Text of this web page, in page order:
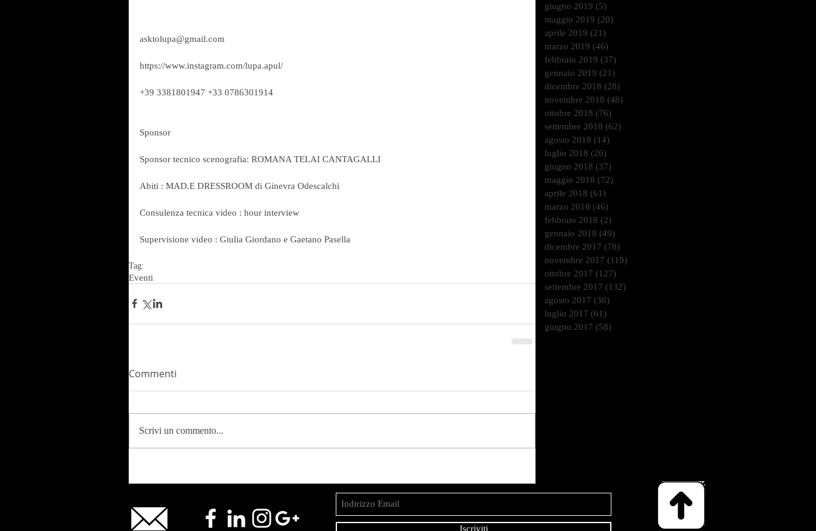
asktolupa@gmail.com
https://www.instagram.com/lupa.apul/
+39 3381801947 +33 0786301914
Sponsor
Sponsor tecnico scenografia: ROMANA TELAI CANTAGALLI
Abiti : MAD.E DRESSROOM di Ginevra Odescalchi
Consulenza tecnica video : hour interview
Supervisione video : Giulia Giordano e Gaetano Pasella
Tag:
Eventi
Commenti
Scrivi un commento...
giugno 2019 (5)
maggio 2019 (20)
aprile 2019 (21)
marzo 2019 (46)
febbraio 2019 (37)
gennaio 2019 (21)
dicembre 2018 (28)
novembre 2018 (48)
ottobre 2018 (76)
settembre 2018 (62)
agosto 2018 (14)
luglio 2018 (26)
giugno 2018 (37)
maggio 2018 (72)
aprile 2018 (61)
marzo 2018 (46)
febbraio 2018 (2)
gennaio 2018 (49)
dicembre 2017 (78)
novembre 2017 (119)
ottobre 2017 (127)
settembre 2017 (132)
agosto 2017 (36)
luglio 2017 (61)
giugno 2017 (58)
Iscriviti